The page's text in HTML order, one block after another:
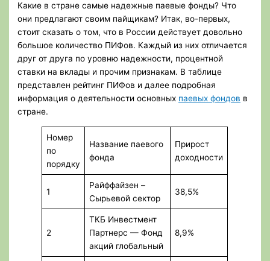
Какие в стране самые надежные паевые фонды? Что
они предлагают своим пайщикам? Итак, во-первых,
стоит сказать о том, что в России действует довольно
большое количество ПИФов. Каждый из них отличается
друг от друга по уровню надежности, процентной
ставки на вклады и прочим признакам. В таблице
представлен рейтинг ПИФов и далее подробная
информация о деятельности основных паевых фондов в
стране.
Номер
по
порядку
Название паевого
фонда
Прирост
доходности
1
Райффайзен –
Сырьевой сектор
38,5%
2
ТКБ Инвестмент
Партнерс — Фонд
акций глобальный
8,9%